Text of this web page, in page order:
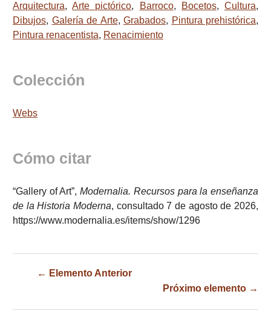
Arquitectura,Arte pictórico, Barroco, Bocetos,Cultura,
Dibujos, Galería de Arte, Grabados, Pintura prehistórica,
Pintura renacentista, Renacimiento
Colección
Webs
Cómo citar
“Gallery of Art”,Modernalia. Recursos para la enseñanza
de la Historia Moderna, consultado 7 de agosto de 2026,
https://www.modernalia.es/items/show/1296
← Elemento Anterior
Próximo elemento →